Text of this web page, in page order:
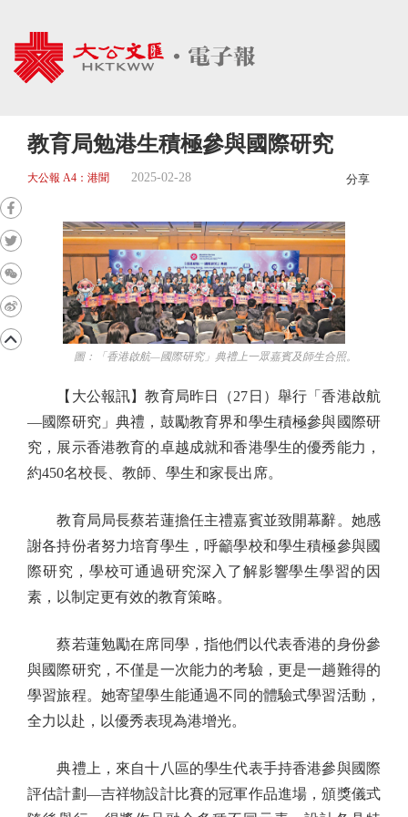
教育局勉港生積極參與國際研究
大公報 A4：港聞 2025-02-28 分享
圖：「香港啟航—國際研究」典禮上一眾嘉賓及師生合照。
【大公報訊】教育局昨日（27日）舉行「香港啟航
—國際研究」典禮，鼓勵教育界和學生積極參與國際研
究，展示香港教育的卓越成就和香港學生的優秀能力，
約450名校長、教師、學生和家長出席。
教育局局長蔡若蓮擔任主禮嘉賓並致開幕辭。她感
謝各持份者努力培育學生，呼籲學校和學生積極參與國
際研究，學校可通過研究深入了解影響學生學習的因
素，以制定更有效的教育策略。
蔡若蓮勉勵在席同學，指他們以代表香港的身份參
與國際研究，不僅是一次能力的考驗，更是一趟難得的
學習旅程。她寄望學生能通過不同的體驗式學習活動，
全力以赴，以優秀表現為港增光。
典禮上，來自十八區的學生代表手持香港參與國際
評估計劃—吉祥物設計比賽的冠軍作品進場，頒獎儀式